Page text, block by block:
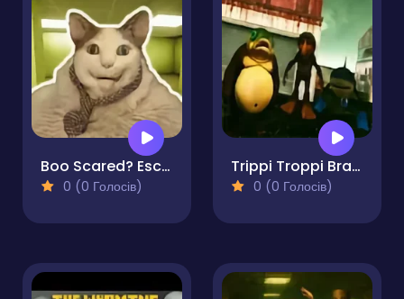
Boo Scared? Escape from Backrooms
0 (0 Голосів)
Trippi Troppi Brainrot Escape
0 (0 Голосів)